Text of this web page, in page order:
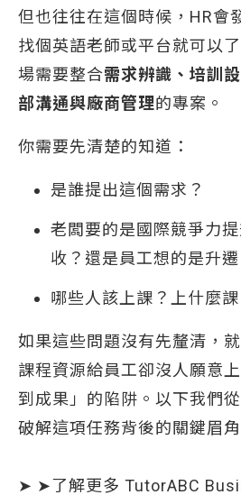
但也往往在這個時候，HR會
找個英語老師或平台就可以
場需要整合需求辨識、培訓
部溝通與廠商管理的專案。
你需要先清楚的知道：
是誰提出這個需求？
老闆要的是國際競爭力
收？還是員工想的是升遷
哪些人該上課？上什麼
如果這些問題沒有先釐清，
課程資源給員工卻沒人願意
到成果」的陷阱。以下我們
破解這項任務背後的關鍵眉角
➤ ➤了解更多 TutorABC